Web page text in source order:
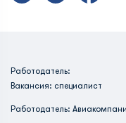
Работодатель:
Вакансия: специалист
Работодатель: